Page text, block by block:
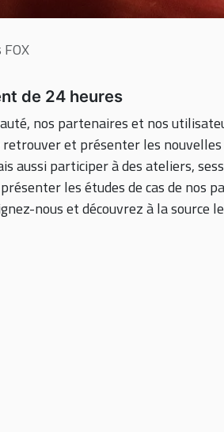
de 24 heures
nos partenaires et nos
et présenter les
aussi participer à des ateliers,
les études de cas de nos
nous et découvrez à la source